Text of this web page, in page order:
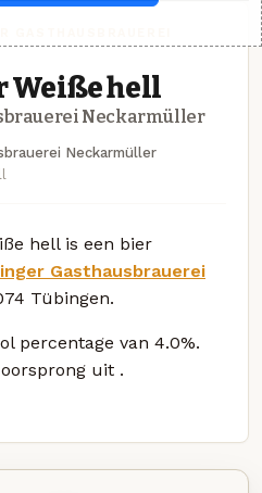
Weiße hell
Neckarmüller
Neckarmüller
hell is een bier
Gasthausbrauerei
Tübingen.
percentage van 4.0%.
uit .